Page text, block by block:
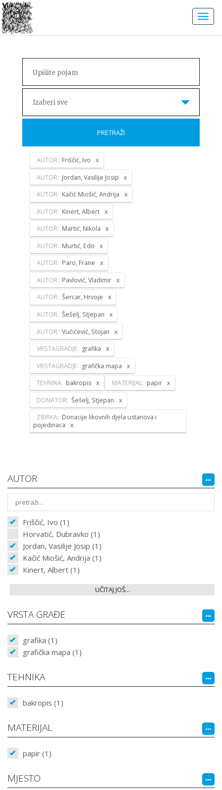
Izaberi sve
PRETRAŽI
AUTOR: Friščić, Ivo
AUTOR: Jordan, Vasilije Josip
AUTOR: Kačić Miošić, Andrija
AUTOR: Kinert, Albert
AUTOR: Martić, Nikola
AUTOR: Murtić, Edo
AUTOR: Paro, Frane
AUTOR: Pavlović, Vladimir
AUTOR: Šercar, Hrvoje
AUTOR: Šešelj, Stjepan
AUTOR: Vučićević, Stojan
VRSTAGRADJE: grafika
VRSTAGRADJE: grafička mapa
TEHNIKA: bakropis MATERIJAL: papir
DONATOR: Šešelj, Stjepan
ZBIRKA: Donacije likovnih djela ustanova i
pojedinaca
AUTOR
Friščić, Ivo (1)
Horvatić, Dubravko (1)
Jordan, Vasilije Josip (1)
Kačić Miošić, Andrija (1)
Kinert, Albert (1)
UČITAJ JOŠ...
VRSTA GRAĐE
grafika (1)
grafička mapa (1)
TEHNIKA
bakropis (1)
MATERIJAL
papir (1)
MJESTO